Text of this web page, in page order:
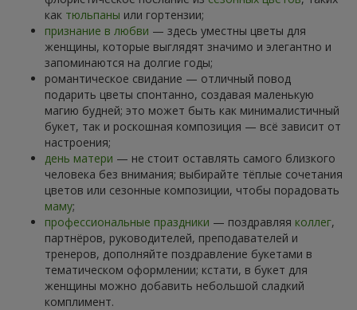
как тюльпаны или гортензии;
признание в любви — здесь уместны цветы для
женщины, которые выглядят значимо и элегантно и
запоминаются на долгие годы;
романтическое свидание — отличный повод
подарить цветы спонтанно, создавая маленькую
магию будней; это может быть как минималистичный
букет, так и роскошная композиция — всё зависит от
настроения;
день матери — не стоит оставлять самого близкого
человека без внимания; выбирайте тёплые сочетания
цветов или сезонные композиции, чтобы порадовать
маму;
профессиональные праздники — поздравляя коллег,
партнёров, руководителей, преподавателей и
тренеров, дополняйте поздравление букетами в
тематическом оформлении; кстати, в букет для
женщины можно добавить небольшой сладкий
комплимент.